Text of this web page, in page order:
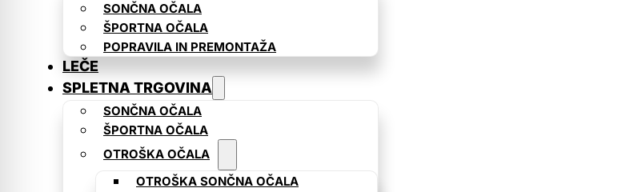
SONČNA OČALA
ŠPORTNA OČALA
POPRAVILA IN PREMONTAŽA
LEČE
SPLETNA TRGOVINA
SONČNA OČALA
ŠPORTNA OČALA
OTROŠKA OČALA
OTROŠKA SONČNA OČALA